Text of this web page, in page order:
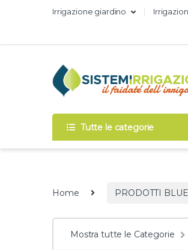
Skip to navigation
Skip to contentIrrigazione giardino
Tutte le categorie
Home PRODOTTI
Mostra tutte le Categorie